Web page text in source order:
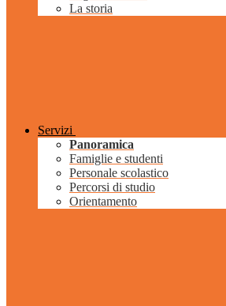
La storia
Servizi
Panoramica
Famiglie e studenti
Personale scolastico
Percorsi di studio
Orientamento